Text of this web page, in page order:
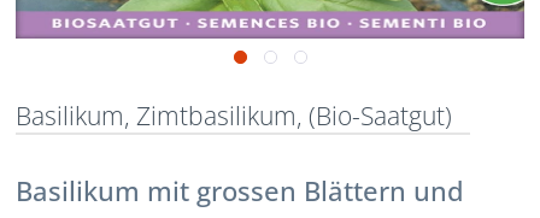
Basilikum, Zimtbasilikum, (Bio-Saatgut)
Basilikum mit grossen Blättern und